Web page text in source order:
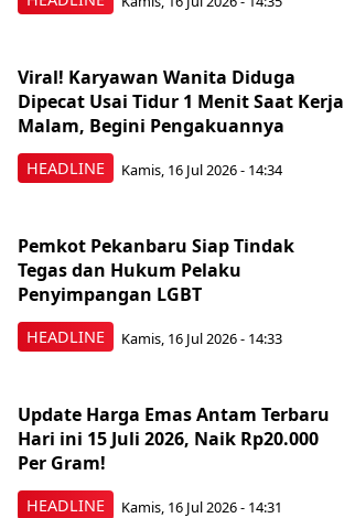
HEADLINE
Viral! Karyawan Wanita Diduga
Dipecat Usai Tidur 1 Menit Saat Kerja
Malam, Begini Pengakuannya
Kamis, 16 Jul 2026 - 14:34
HEADLINE
Pemkot Pekanbaru Siap Tindak
Tegas dan Hukum Pelaku
Penyimpangan LGBT
Kamis, 16 Jul 2026 - 14:33
HEADLINE
Update Harga Emas Antam Terbaru
Hari ini 15 Juli 2026, Naik Rp20.000
Per Gram!
Kamis, 16 Jul 2026 - 14:31